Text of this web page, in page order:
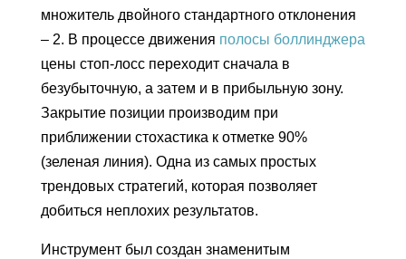
множитель двойного стандартного отклонения
– 2. В процессе движения полосы боллинджера
цены стоп-лосс переходит сначала в
безубыточную, а затем и в прибыльную зону.
Закрытие позиции производим при
приближении стохастика к отметке 90%
(зеленая линия). Одна из самых простых
трендовых стратегий, которая позволяет
добиться неплохих результатов.
Инструмент был создан знаменитым